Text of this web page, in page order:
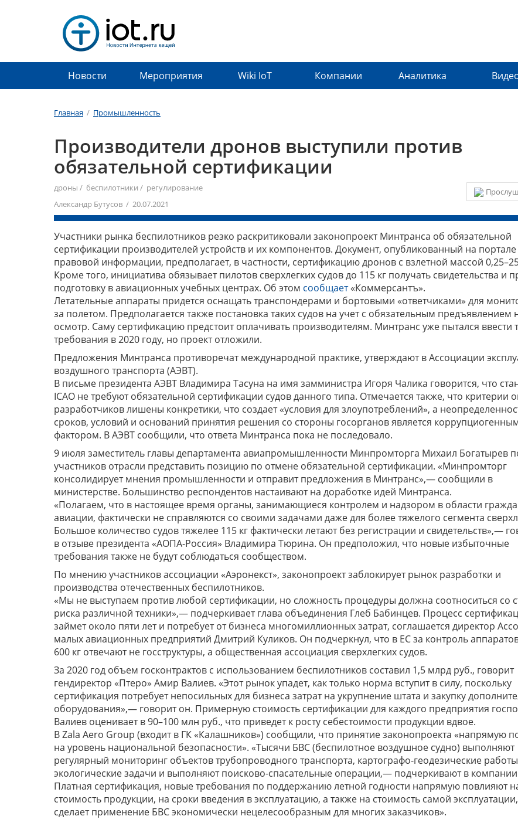
Новости Мероприятия Wiki IoT Компании Аналитика
Главная / Промышленность
Производители дронов выступили против
обязательной сертификации
дроны / беспилотники / регулирование
Александр Бутусов / 20.07.2021
Участники рынка беспилотников резко раскритиковали законопроект Минтранса об обязательной
сертификации производителей устройств и их компонентов. Документ, опубликованный на портале
правовой информации, предполагает, в частности, сертификацию дронов с взлетной массой
Кроме того, инициатива обязывает пилотов сверхлегких судов до 115 кг получать свидетельства и
подготовку в авиационных учебных центрах. Об этом сообщает«Коммерсантъ».
Летательные аппараты придется оснащать транспондерами и бортовыми «ответчиками» для
за полетом. Предполагается также постановка таких судов на учет с обязательным предъявлением
осмотр. Саму сертификацию предстоит оплачивать производителям. Минтранс уже пытался ввести
требования в 2020 году, но проект отложили.
Предложения Минтранса противоречат международной практике, утверждают в Ассоциации
воздушного транспорта (АЭВТ).
В письме президента АЭВТ Владимира Тасуна на имя замминистра Игоря Чалика говорится, что
ICAO не требуют обязательной сертификации судов данного типа. Отмечается также, что критерии
разработчиков лишены конкретики, что создает «условия для злоупотреблений», а
сроков, условий и оснований принятия решения со стороны госорганов является
фактором. В АЭВТ сообщили, что ответа Минтранса пока не последовало.
9 июля заместитель главы департамента авиапромышленности Минпромторга Михаил Богатырев
участников отрасли представить позицию по отмене обязательной сертификации. «Минпромторг
консолидирует мнения промышленности и отправит предложения в Минтранс»,— сообщили в
министерстве. Большинство респондентов настаивают на доработке идей Минтранса.
«Полагаем, что в настоящее время органы, занимающиеся контролем и надзором в области
авиации, фактически не справляются со своими задачами даже для более тяжелого сегмента
Большое количество судов тяжелее 115 кг фактически летают без регистрации и свидетельств»,—
в отзыве президента «АОПА-Россия» Владимира Тюрина. Он предположил, что новые избыточные
требования также не будут соблюдаться сообществом.
По мнению участников ассоциации «Аэронекст», законопроект заблокирует рынок разработки и
производства отечественных беспилотников.
«Мы не выступаем против любой сертификации, но сложность процедуры должна соотноситься со
риска различной техники»,— подчеркивает глава объединения Глеб Бабинцев. Процесс
займет около пяти лет и потребует от бизнеса многомиллионных затрат, соглашается директор
малых авиационных предприятий Дмитрий Куликов. Он подчеркнул, что в ЕС за контроль
600 кг отвечают не госструктуры, а общественная ассоциация сверхлегких судов.
За 2020 год объем госконтрактов с использованием беспилотников составил 1,5 млрд руб., говорит
гендиректор «Птеро» Амир Валиев. «Этот рынок упадет, как только норма вступит в силу, поскольку
сертификация потребует непосильных для бизнеса затрат на укрупнение штата и закупку
оборудования»,— говорит он. Примерную стоимость сертификации для каждого предприятия
Валиев оценивает в 90–100 млн руб., что приведет к росту себестоимости продукции вдвое.
В Zala Aero Group (входит в ГК «Калашников») сообщили, что принятие законопроекта «напрямую
на уровень национальной безопасности». «Тысячи БВС (беспилотное воздушное судно) выполняют
регулярный мониторинг объектов трубопроводного транспорта, картографо-геодезические
экологические задачи и выполняют поисково-спасательные операции,— подчеркивают в
Платная сертификация, новые требования по поддержанию летной годности напрямую повлияют
стоимость продукции, на сроки введения в эксплуатацию, а также на стоимость самой
сделает применение БВС экономически нецелесообразным для многих заказчиков».